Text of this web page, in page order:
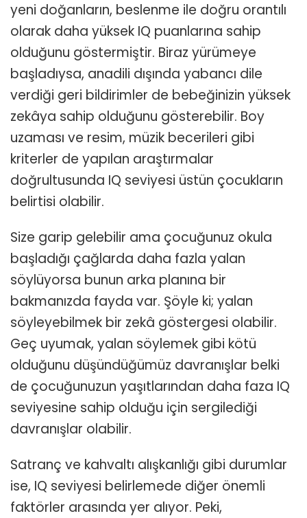
yeni doğanların, beslenme ile doğru orantılı
olarak daha yüksek IQ puanlarına sahip
olduğunu göstermiştir. Biraz yürümeye
başladıysa, anadili dışında yabancı dile
verdiği geri bildirimler de bebeğinizin yüksek
zekâya sahip olduğunu gösterebilir. Boy
uzaması ve resim, müzik becerileri gibi
kriterler de yapılan araştırmalar
doğrultusunda IQ seviyesi üstün çocukların
belirtisi olabilir.
Size garip gelebilir ama çocuğunuz okula
başladığı çağlarda daha fazla yalan
söylüyorsa bunun arka planına bir
bakmanızda fayda var. Şöyle ki; yalan
söyleyebilmek bir zekâ göstergesi olabilir.
Geç uyumak, yalan söylemek gibi kötü
olduğunu düşündüğümüz davranışlar belki
de çocuğunuzun yaşıtlarından daha faza IQ
seviyesine sahip olduğu için sergilediği
davranışlar olabilir.
Satranç ve kahvaltı alışkanlığı gibi durumlar
ise, IQ seviyesi belirlemede diğer önemli
faktörler arasında yer alıyor. Peki,